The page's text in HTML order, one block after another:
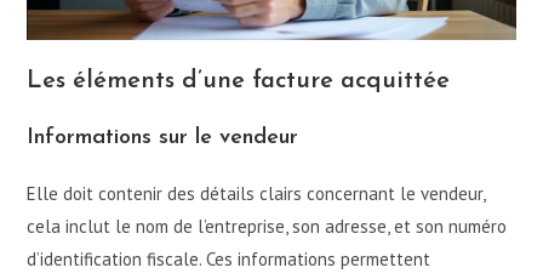
Les éléments d’une facture acquittée
Informations sur le vendeur
Elle doit contenir des détails clairs concernant le vendeur,
cela inclut le nom de l’entreprise, son adresse, et son numéro
d’identification fiscale. Ces informations permettent